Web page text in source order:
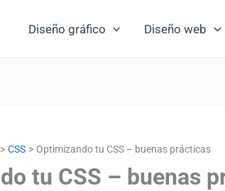
Diseño gráfico Diseño web
CSS Optimizando tu CSS – buenas prácticas
tu CSS – buenas